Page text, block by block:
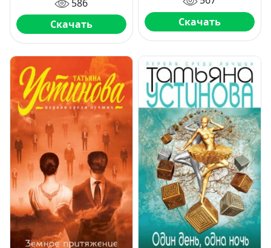
586
Скачать
Скачать